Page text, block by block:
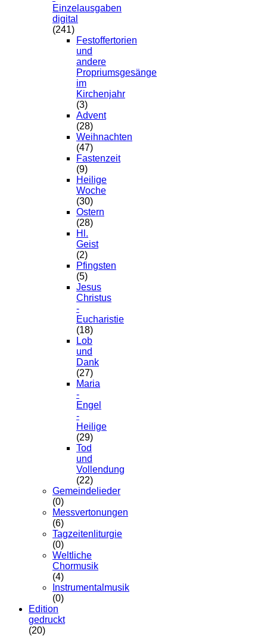
Einzelausgaben
digital
(241)
Festoffertorien
und
andere
Propriumsgesänge
im
Kirchenjahr
(3)
Advent
(28)
Weihnachten
(47)
Fastenzeit
(9)
Heilige
Woche
(30)
Ostern
(28)
Hl.
Geist
(2)
Pfingsten
(5)
Jesus
Christus
-
Eucharistie
(18)
Lob
und
Dank
(27)
Maria
-
Engel
-
Heilige
(29)
Tod
und
Vollendung
(22)
Gemeindelieder
(0)
Messvertonungen
(6)
Tagzeitenliturgie
(0)
Weltliche
Chormusik
(4)
Instrumentalmusik
(0)
Edition
gedruckt
(20)